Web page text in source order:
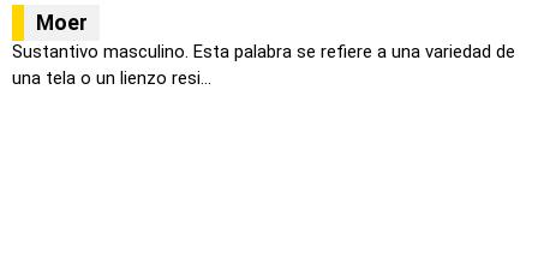
Moer
Sustantivo masculino. Esta palabra se refiere a una variedad de
una tela o un lienzo resi...